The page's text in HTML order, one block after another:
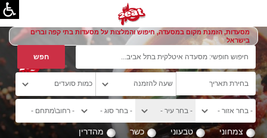
מסעדות, הזמנת מקום במסעדה, חיפוש והמלצות על מסעדות בתי קפה וברים
בישראל
צמחוני טבעוני כשר מהדרין